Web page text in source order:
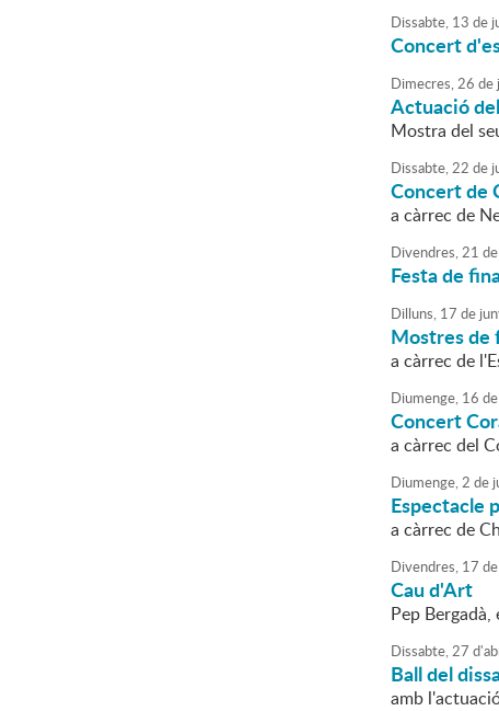
Dissabte, 13 de
Concert
Dimecres,26 de
Actuació
Mostra del
Dissabte,22 de
Concert de
a càrrec de
Divendres,21 de
Festa de
Dilluns, 17 de
Mostres de
a càrrec de
Diumenge, 16 de
Concert
a càrrec del
Diumenge,2 de
Espectacle
a càrrec de
Divendres, 17 de
Cau d'Art
Pep Bergadà,
Dissabte,27 d'
Ball del
amb